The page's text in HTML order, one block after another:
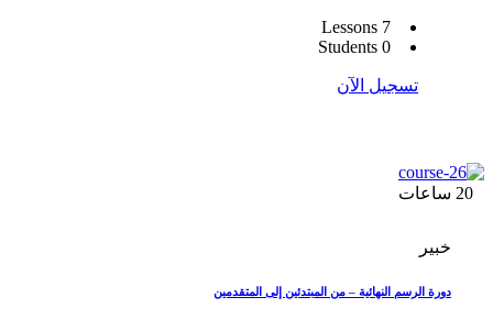
7 Lessons
0 Students
تسجيل الآن
ساعات
خبير
دورة الرسم النهائية – من المبتدئين إلى المتقدمين